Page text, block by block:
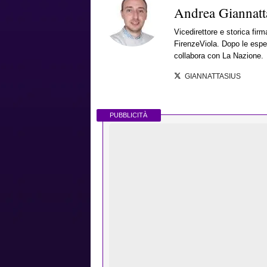
Andrea
Vicedirettore e storica
FirenzeViola. Dopo le
collabora con La Nazione.
GIANNATTASIUS
PUBBLICITÀ